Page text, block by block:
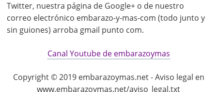
Twitter, nuestra página de Google+ o de nuestro
correo electrónico embarazo-y-mas-com (todo junto y
sin guiones) arroba gmail punto com.
Canal Youtube de embarazoymas
Copyright © 2019 embarazoymas.net - Aviso legal en
www.embarazoymas.net/aviso_legal.txt